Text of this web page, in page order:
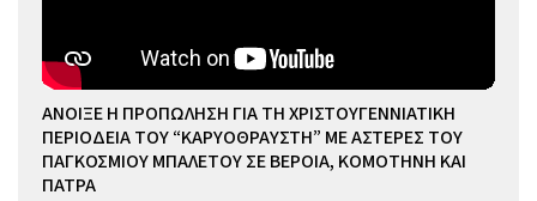
ΑΝΟΙΞΕ Η ΠΡΟΠΩΛΗΣΗ ΓΙΑ ΤΗ ΧΡΙΣΤΟΥΓΕΝΝΙΑΤΙΚΗ
ΠΕΡΙΟΔΕΙΑ ΤΟΥ “ΚΑΡΥΟΘΡΑΥΣΤΗ” ΜΕ ΑΣΤΕΡΕΣ ΤΟΥ
ΠΑΓΚΟΣΜΙΟΥ ΜΠΑΛΕΤΟΥ ΣΕ ΒΕΡΟΙΑ, ΚΟΜΟΤΗΝΗ ΚΑΙ
ΠΑΤΡΑ